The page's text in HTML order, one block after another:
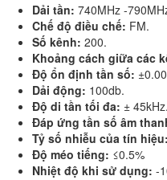
Dải tần: 740MHz -
Chế độ điều chế: FM.
Số kênh: 200.
Khoảng cách giữa các
Độ ổn định tần số:
Dải động: 100db.
Độ di tần tối đa: ± 45kHz.
Đáp ứng tần số âm
Tỷ số nhiễu của tín hiệu:
Độ méo tiếng: ≤0.5%
Nhiệt độ khi sử dụng: -